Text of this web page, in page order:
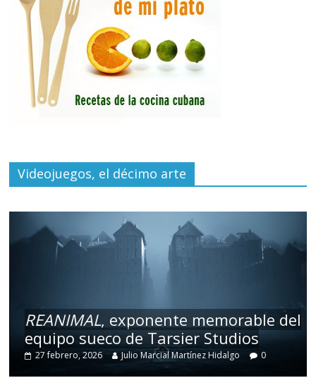
Videojuegos, el décimo arte
REANIMAL, exponente memorable del
equipo sueco de Tarsier Studios
27 febrero, 2026 Julio Marcial Martínez Hidalgo 0